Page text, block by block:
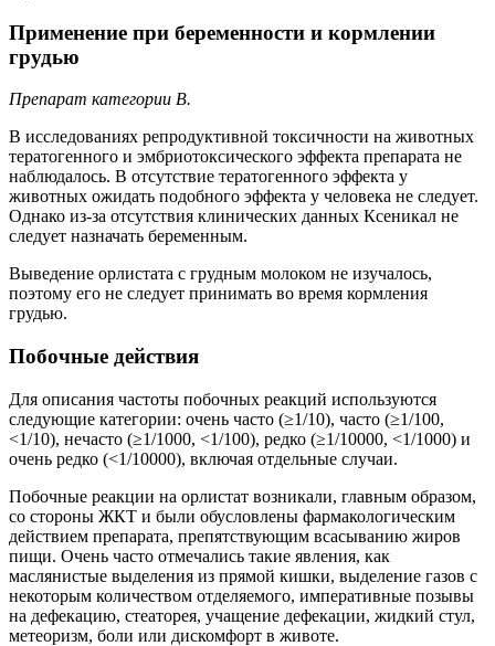
Применение при беременности и кормлении
грудью
Препарат категории В.
В исследованиях репродуктивной токсичности на животных
тератогенного и эмбриотоксического эффекта препарата не
наблюдалось. В отсутствие тератогенного эффекта у
животных ожидать подобного эффекта у человека не следует.
Однако из-за отсутствия клинических данных Ксеникал не
следует назначать беременным.
Выведение орлистата с грудным молоком не изучалось,
поэтому его не следует принимать во время кормления
грудью.
Побочные действия
Для описания частоты побочных реакций используются
следующие категории: очень часто (≥1/10), часто (≥1/100,
<1/10), нечасто (≥1/1000, <1/100), редко (≥1/10000, <1/1000) и
очень редко (<1/10000), включая отдельные случаи.
Побочные реакции на орлистат возникали, главным образом,
со стороны ЖКТ и были обусловлены фармакологическим
действием препарата, препятствующим всасыванию жиров
пищи. Очень часто отмечались такие явления, как
маслянистые выделения из прямой кишки, выделение газов с
некоторым количеством отделяемого, императивные позывы
на дефекацию, стеаторея, учащение дефекации, жидкий стул,
метеоризм, боли или дискомфорт в животе.